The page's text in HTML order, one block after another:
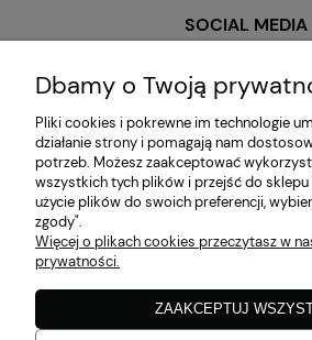
SOCIAL MEDIA
MOJE KONTO
PŁATNOŚCI I
INFORMACJE
O NAS
Dbamy o Twoją
Pliki cookies i pokrewne im technologie
działanie strony i pomagają nam
potrzeb. Możesz zaakceptować
wszystkich tych plików i przejść do
użycie plików do swoich preferencji,
zgody".
Więcej o plikach cookies przeczytasz w
prywatności.
ZAAKCEPTUJ